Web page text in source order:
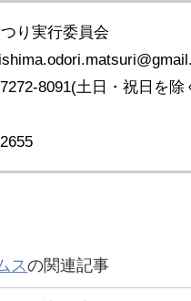
り実行委員会
7272-8091(土日・祝日を
スの関連記事